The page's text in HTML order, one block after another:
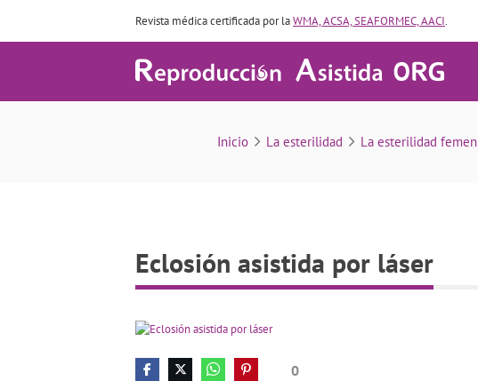
Revista médica certificada por laWMA, ACSA, SEAFORMEC, AACI.
Inicio La esterilidad La esterilidad
Eclosión asistida por láser
0